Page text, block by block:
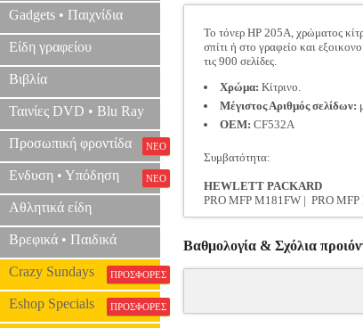
Gadgets • Παιχνίδια
Είδη γραφείου
Βιβλία
Ταινίες DVD • Blu Ray
Προσωπική φροντίδα ΝΕΟ
Ενδυση • Υπόδηση ΝΕΟ
Αθλητικά είδη
Βρεφικά • Παιδικά
Crazy Sundays ΠΡΟΣΦΟΡΕΣ
Eshop Specials ΠΡΟΣΦΟΡΕΣ
Το τόνερ HP 205A, χρώματος
σπίτι ή στο γραφείο και
τις 900 σελίδες.
Χρώμα: Κίτρινο.
Μέγιστος Αριθμός σελίδων:
OEM: CF532A
Συμβατότητα:
HEWLETT PACKARD
PRO MFP M181FW | PRO MFP
Βαθμολογία & Σχόλια